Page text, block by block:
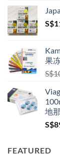
S$
果
S$
地
S$
FEATURED